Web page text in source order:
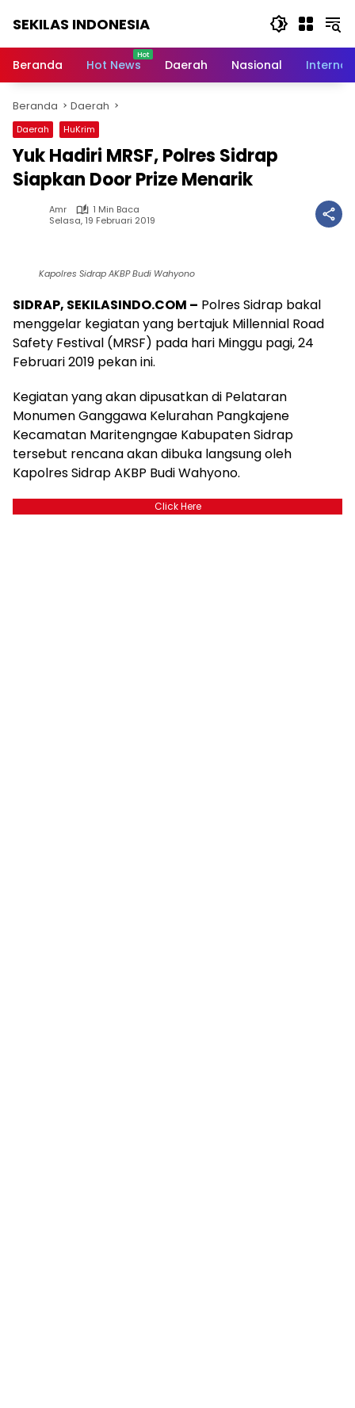
SEKILAS INDONESIA
Terkini,
Latest
World,
Headlines,
News
Today
Beranda Hot News Daerah Nasional
Beranda Daerah
Daerah HuKrim
Yuk Hadiri MRSF, Polres Sidrap
Siapkan Door Prize Menarik
Amr
1 Min Baca
Selasa, 19 Februari 2019
Kapolres Sidrap AKBP Budi Wahyono
SIDRAP, SEKILASINDO.COM – Polres Sidrap bakal
menggelar kegiatan yang bertajuk Millennial Road
Safety Festival (MRSF) pada hari Minggu pagi, 24
Februari 2019 pekan ini.
Kegiatan yang akan dipusatkan di Pelataran
Monumen Ganggawa Kelurahan Pangkajene
Kecamatan Maritengngae Kabupaten Sidrap
tersebut rencana akan dibuka langsung oleh
Kapolres Sidrap AKBP Budi Wahyono.
Click Here